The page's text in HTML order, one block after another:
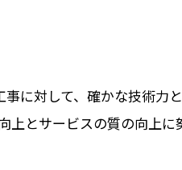
対して、確かな技術力
とサービスの質の向上